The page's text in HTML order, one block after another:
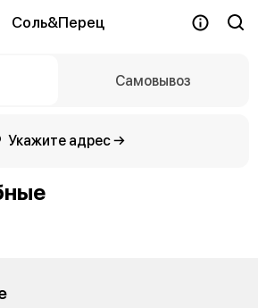
Соль&Перец
Самовывоз
Укажите адрес →